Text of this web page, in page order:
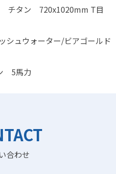
チタン 720x1020mm T目
シュウォーター/ビアゴールド
5馬力
合わせ